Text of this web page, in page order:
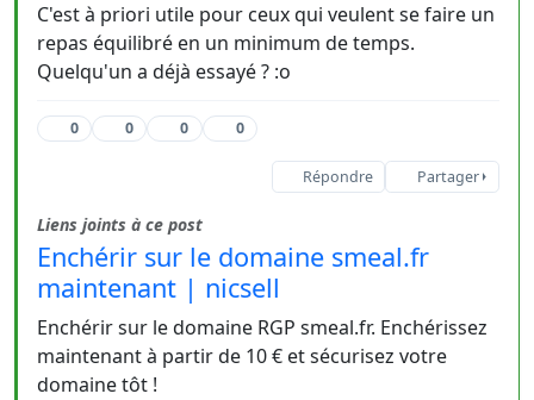
C'est à priori utile pour ceux qui veulent se faire un
repas équilibré en un minimum de temps.
Quelqu'un a déjà essayé ? :o
0 0 0 0
Répondre Partager
Liens joints à ce post
Enchérir sur le domaine smeal.fr
maintenant | nicsell
Enchérir sur le domaine RGP smeal.fr. Enchérissez
maintenant à partir de 10 € et sécurisez votre
domaine tôt !